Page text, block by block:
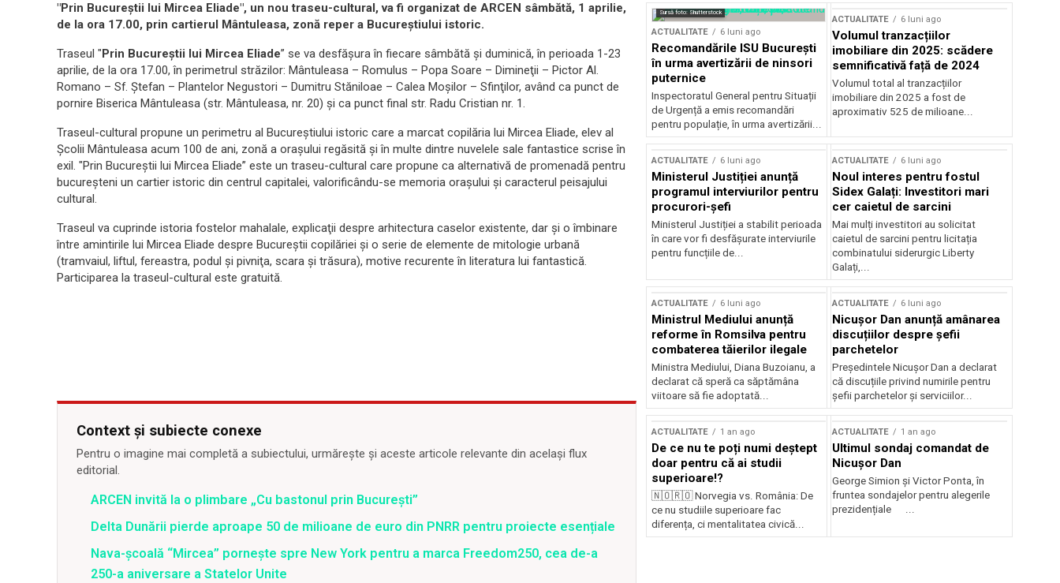
"Prin Bucureştii lui Mircea Eliade", un nou traseu-cultural, va fi organizat de ARCEN sâmbătă, 1 aprilie,
de la ora 17.00, prin cartierul Mântuleasa, zonă reper a Bucureştiului istoric.
Traseul "Prin Bucureştii lui Mircea Eliade” se va desfăşura în fiecare sâmbătă şi duminică, în perioada 1-23
aprilie, de la ora 17.00, în perimetrul străzilor: Mântuleasa – Romulus – Popa Soare – Dimineţii – Pictor Al.
Romano – Sf. Ştefan – Plantelor Negustori – Dumitru Stăniloae – Calea Moşilor – Sfinţilor, având ca punct de
pornire Biserica Mântuleasa (str. Mântuleasa, nr. 20) şi ca punct final str. Radu Cristian nr. 1.
Traseul-cultural propune un perimetru al Bucureştiului istoric care a marcat copilăria lui Mircea Eliade, elev al
Şcolii Mântuleasa acum 100 de ani, zonă a oraşului regăsită şi în multe dintre nuvelele sale fantastice scrise în
exil. "Prin Bucureştii lui Mircea Eliade” este un traseu-cultural care propune ca alternativă de promenadă pentru
bucureşteni un cartier istoric din centrul capitalei, valorificându-se memoria oraşului şi caracterul peisajului
cultural.
Traseul va cuprinde istoria fostelor mahalale, explicaţii despre arhitectura caselor existente, dar şi o îmbinare
între amintirile lui Mircea Eliade despre Bucureştii copilăriei şi o serie de elemente de mitologie urbană
(tramvaiul, liftul, fereastra, podul şi pivniţa, scara şi trăsura), motive recurente în literatura lui fantastică.
Participarea la traseul-cultural este gratuită.
Context și subiecte conexe
Pentru o imagine mai completă a subiectului, urmărește și aceste articole relevante din același flux
editorial.
ARCEN invită la o plimbare „Cu bastonul prin București”
Delta Dunării pierde aproape 50 de milioane de euro din PNRR pentru proiecte esențiale
Nava-școală “Mircea” pornește spre New York pentru a marca Freedom250, cea de-a
250-a aniversare a Statelor Unite
Sursă foto: Shutterstock
ACTUALITATE 6 luni ago
Recomandările ISU București
în urma avertizării de ninsori
puternice
Inspectoratul General pentru Situații
de Urgență a emis recomandări
pentru populație, în urma avertizării...
ACTUALITATE 6 luni ago
Volumul tranzacțiilor
imobiliare din 2025: scădere
semnificativă față de 2024
Volumul total al tranzacțiilor
imobiliare din 2025 a fost de
aproximativ 525 de milioane...
ACTUALITATE 6 luni ago
Ministerul Justiției anunță
programul interviurilor pentru
procurori-șefi
Ministerul Justiției a stabilit perioada
în care vor fi desfășurate interviurile
pentru funcțiile de...
ACTUALITATE 6 luni ago
Noul interes pentru fostul
Sidex Galați: Investitori mari
cer caietul de sarcini
Mai mulți investitori au solicitat
caietul de sarcini pentru licitația
combinatului siderurgic Liberty
Galați,...
ACTUALITATE 6 luni ago
Ministrul Mediului anunță
reforme în Romsilva pentru
combaterea tăierilor ilegale
Ministra Mediului, Diana Buzoianu, a
declarat că speră ca săptămâna
viitoare să fie adoptată...
ACTUALITATE 6 luni ago
Nicușor Dan anunță amânarea
discuțiilor despre șefii
parchetelor
Președintele Nicușor Dan a declarat
că discuțiile privind numirile pentru
șefii parchetelor și serviciilor...
ACTUALITATE 1 an ago
De ce nu te poți numi deștept
doar pentru că ai studii
superioare!?
🇳🇴🇷🇴 Norvegia vs. România: De
ce nu studiile superioare fac
diferența, ci mentalitatea civică...
ACTUALITATE 1 an ago
Ultimul sondaj comandat de
Nicușor Dan
George Simion și Victor Ponta, în
fruntea sondajelor pentru alegerile
prezidențiale ...